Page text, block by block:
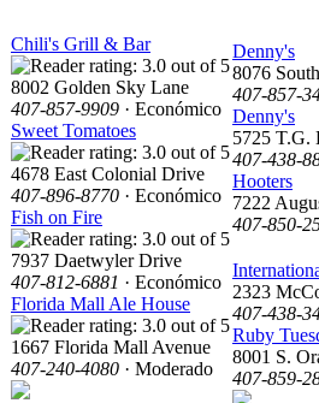
Chili's Grill & Bar
8002 Golden Sky Lane
407-857-9909 · Económico
Sweet Tomatoes
4678 East Colonial Drive
407-896-8770 · Económico
Fish on Fire
7937 Daetwyler Drive
407-812-6881 · Económico
Florida Mall Ale House
1667 Florida Mall Avenue
407-240-4080 · Moderado
Denny's
8076
407-857-
Denny's
5725 T.G.
407-438-
Hooters
7222
407-850-
2323
407-438-
Ruby
8001 S.
407-859-